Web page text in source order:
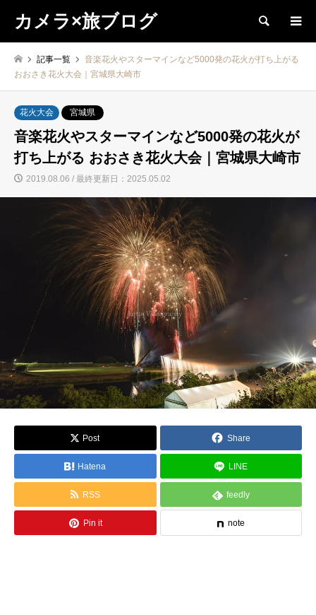
カメラ×旅ブログ 検索
記事一覧
音楽花火やスターマインなど5000発の花火が打ち上がる
おおさき花火大会｜宮城県大崎市
花火大会 宮城県
音楽花火やスターマインなど5000発の花火が
打ち上がる おおさき花火大会｜宮城県大崎市
2019.08.06 / 最終更新日：2025.05.02
Post Share
Hatena LINE
RSS feedly
Pin it note